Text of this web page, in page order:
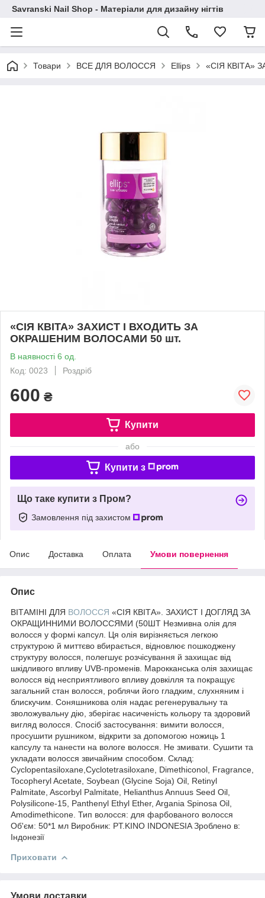
Savranski Nail Shop - Матеріали для дизайну нігтів
Товари ВСЕ ДЛЯ ВОЛОССЯ Ellips «СІЯ КВІТА»
«СІЯ КВІТА» ЗАХИСТ І ВХОДИТЬ ЗА
ОКРАШЕНИМ ВОЛОСАМИ 50 шт.
В наявності 6 од.
Код: 0023
Роздріб
600 ₴
Купити
або
Купити з
Що таке купити з Пром?
Замовлення під захистом
Опис Доставка Оплата Умови повернення
Опис
ВІТАМІНІ ДЛЯ ВОЛОССЯ «СІЯ КВІТА». ЗАХИСТ І ДОГЛЯД ЗА
ОКРАЩИННИМИ ВОЛОССЯМИ (50ШТ Незмивна олія для
волосся у формі капсул. Ця олія вирізняється легкою
структурою й миттєво вбирається, відновлює пошкоджену
структуру волосся, полегшує розчісування й захищає від
шкідливого впливу UVB-променів. Марокканська олія захищає
волосся від несприятливого впливу довкілля та покращує
загальний стан волосся, роблячи його гладким, слухняним і
блискучим. Соняшникова олія надає регенерувальну та
зволожувальну дію, зберігає насиченість кольору та здоровий
вигляд волосся. Спосіб застосування: вимити волосся,
просушити рушником, відкрити за допомогою ножиць 1
капсулу та нанести на вологе волосся. Не змивати. Сушити та
укладати волосся звичайним способом. Склад:
Cyclopentasiloxane,Cyclotetrasiloxane, Dimethiconol, Fragrance,
Tocopheryl Acetate, Soybean (Glycine Soja) Oil, Retinyl
Palmitate, Ascorbyl Palmitate, Helianthus Annuus Seed Oil,
Polysilicone-15, Panthenyl Ethyl Ether, Argania Spinosa Oil,
Amodimethicone. Тип волосся: для фарбованого волосся
Об'єм: 50*1 мл Виробник: PT.KINO INDONESIA Зроблено в:
Індонезії
Приховати
Умови доставки